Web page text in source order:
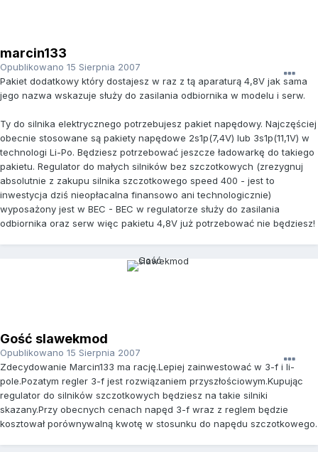
marcin133
Opublikowano 15 Sierpnia 2007
Pakiet dodatkowy który dostajesz w raz z tą aparaturą 4,8V jak sama
jego nazwa wskazuje służy do zasilania odbiornika w modelu i serw.
Ty do silnika elektrycznego potrzebujesz pakiet napędowy. Najczęściej
obecnie stosowane są pakiety napędowe 2s1p(7,4V) lub 3s1p(11,1V) w
technologi Li-Po. Będziesz potrzebować jeszcze ładowarkę do takiego
pakietu. Regulator do małych silników bez szczotkowych (zrezygnuj
absolutnie z zakupu silnika szczotkowego speed 400 - jest to
inwestycja dziś nieopłacalna finansowo ani technologicznie)
wyposażony jest w BEC - BEC w regulatorze służy do zasilania
odbiornika oraz serw więc pakietu 4,8V już potrzebować nie będziesz!
Gość slawekmod
Opublikowano 15 Sierpnia 2007
Zdecydowanie Marcin133 ma rację.Lepiej zainwestować w 3-f i li-
pole.Pozatym regler 3-f jest rozwiązaniem przyszłościowym.Kupując
regulator do silników szczotkowych będziesz na takie silniki
skazany.Przy obecnych cenach napęd 3-f wraz z reglem będzie
kosztował porównywalną kwotę w stosunku do napędu szczotkowego.